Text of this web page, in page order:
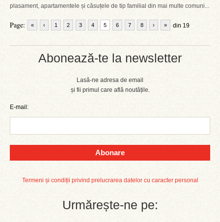
Abonează-te la newsletter
Lasă-ne adresa de email
și fii primul care află noutățile.
E-mail:
Abonare
Termeni și condiții privind prelucrarea datelor cu caracter personal
Urmărește-ne pe:
plasament, apartamentele și căsuțele de tip familial din mai multe comuni...
Page: « ‹ 1 2 3 4 5 6 7 8 din 19
› »